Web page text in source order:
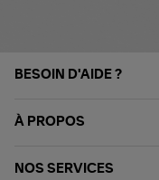
BESOIN D'AIDE ?
À PROPOS
NOS SERVICES